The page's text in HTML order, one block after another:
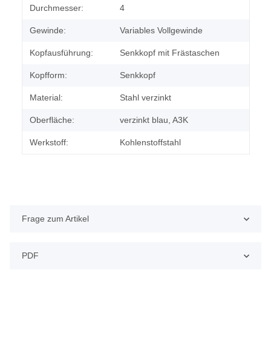
Durchmesser: 4
Gewinde: Variables Vollgewinde
Kopfausführung: Senkkopf mit Frästaschen
Kopfform: Senkkopf
Material: Stahl verzinkt
Oberfläche: verzinkt blau, A3K
Werkstoff: Kohlenstoffstahl
Frage zum Artikel
PDF